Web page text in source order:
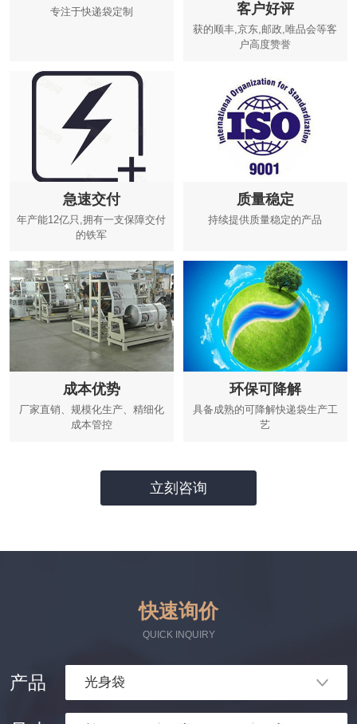
专注于快递袋定制 客户好评
获的顺丰,京东,邮政,唯品会等客
户高度赞誉
急速交付
年产能12亿只,拥有一支保障交付
的铁军
质量稳定
持续提供质量稳定的产品
成本优势
厂家直销、规模化生产、精细化
成本管控
环保可降解
具备成熟的可降解快递袋生产工
艺
立刻咨询
快速询价
QUICK INQUIRY
产品